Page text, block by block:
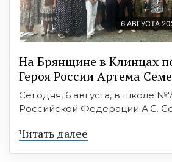
6 АВГУСТА
На Брянщине в Клинцах
Героя России Артема
Сегодня, 6 августа, в школе
Российской Федерации А.С.
Читать далее